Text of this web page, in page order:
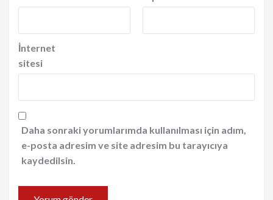
İnternet
sitesi
Daha sonraki yorumlarımda kullanılması için adım,
e-posta adresim ve site adresim bu tarayıcıya
kaydedilsin.